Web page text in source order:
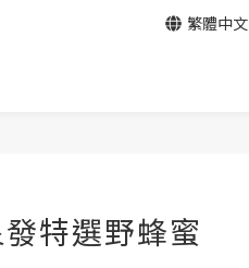
繁體中文
特選野蜂蜜